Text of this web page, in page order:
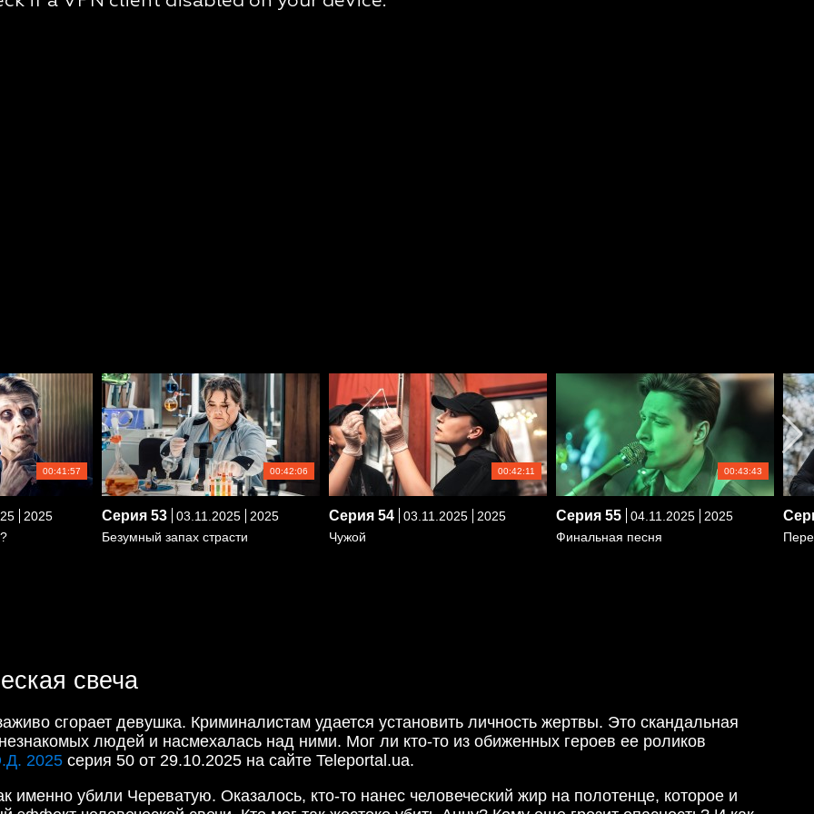
00:41:57
2025
00:42:06
Серия 53 03.11.2025
2025
Безумный запах страсти
00:42:11
Серия 54 03.11.2025
2025
Чужой
00:43:43
Серия 55 04.11.2025
2025
Финальная песня
свеча
сгорает девушка. Криминалистам удается установить личность жертвы. Это скандальная
людей и насмехалась над ними. Мог ли кто-то из обиженных героев ее роликов
2025 серия 50 от 29.10.2025 на сайте Teleportal.ua.
именно убили Череватую. Оказалось, кто-то нанес человеческий жир на полотенце, которое и